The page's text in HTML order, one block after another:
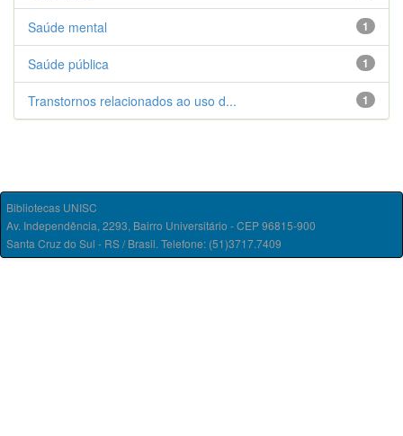
1
Saúde mental
1
Saúde pública
1
Transtornos relacionados ao uso d...
Bibliotecas UNISC
Av. Independência, 2293, Bairro Universitário - CEP 96815-900
Santa Cruz do Sul - RS / Brasil. Telefone: (51)3717.7409